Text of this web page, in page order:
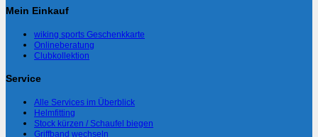
Mein Einkauf
wiking sports Geschenkkarte
Onlineberatung
Clubkollektion
Service
Alle Services im Überblick
Helmfitting
Stock kürzen / Schaufel biegen
Griffband wechseln